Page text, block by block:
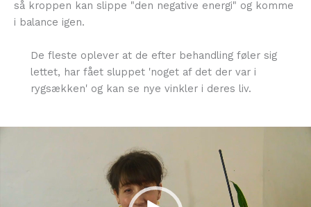
så kroppen kan slippe "den negative energi" og komme
i balance igen.
De fleste oplever at de efter behandling føler sig
lettet, har fået sluppet 'noget af det der var i
rygsækken' og kan se nye vinkler i deres liv.